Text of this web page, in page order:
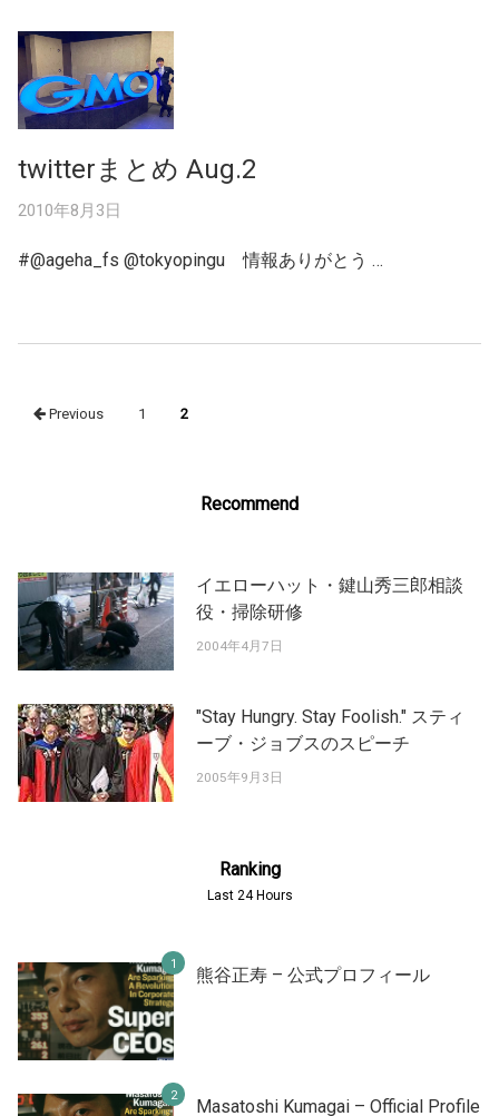
twitterまとめ Aug.2
2010年8月3日
#@ageha_fs @tokyopingu 情報ありがとう …
navigation
Previous 1 2
Recommend
イエローハット・鍵山秀三郎相談
役・掃除研修
2004年4月7日
"Stay Hungry. Stay Foolish." スティ
ーブ・ジョブスのスピーチ
2005年9月3日
Ranking
Last 24 Hours
熊谷正寿 – 公式プロフィール
Masatoshi Kumagai – Official Profile